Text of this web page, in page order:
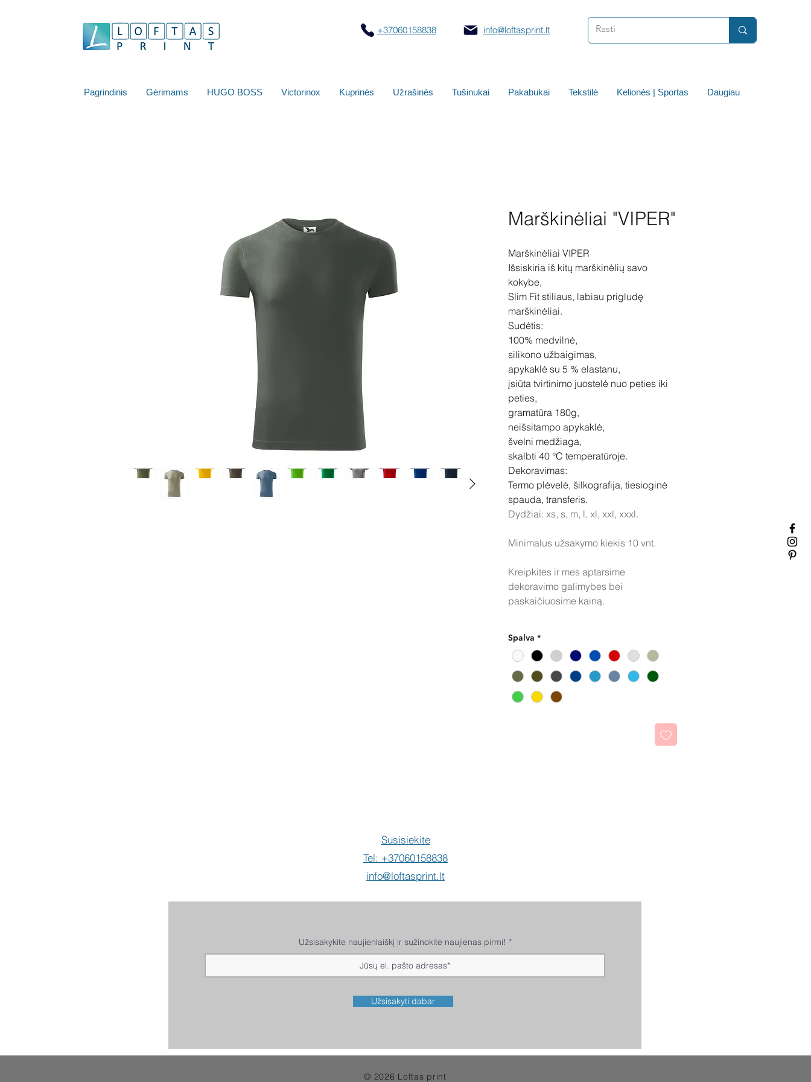
+37060158838 info@loftasprint.lt
Pagrindinis Gėrimams HUGO BOSS Victorinox Kuprinės Užrašinės Tušinukai Pakabukai Tekstilė Kelionės | Sportas Daugiau
Marškinėliai "VIPER"
Marškinėliai VIPER
Išsiskiria iš kitų marškinėlių savo
kokybe,
Slim Fit stiliaus, labiau prigludę
marškinėliai.
Sudėtis:
100% medvilnė,
silikono užbaigimas,
apykaklė su 5 % elastanu,
įsiūta tvirtinimo juostelė nuo peties iki
peties,
gramatūra 180g,
neišsitampo apykaklė,
švelni medžiaga,
skalbti 40 °C temperatūroje.
Dekoravimas:
Termo plėvelė, šilkografija, tiesioginė
spauda, transferis.
Dydžiai: xs, s, m, l, xl, xxl, xxxl.
Minimalus užsakymo kiekis 10 vnt.
Kreipkitės ir mes aptarsime
dekoravimo galimybes bei
paskaičiuosime kainą.
Spalva *
Susisiekite
Tel: +37060158838
info@loftasprint.lt
Užsisakykite naujienlaiškį ir sužinokite naujienas pirmi!
Užsisakyti dabar
© 2026 Loftas print